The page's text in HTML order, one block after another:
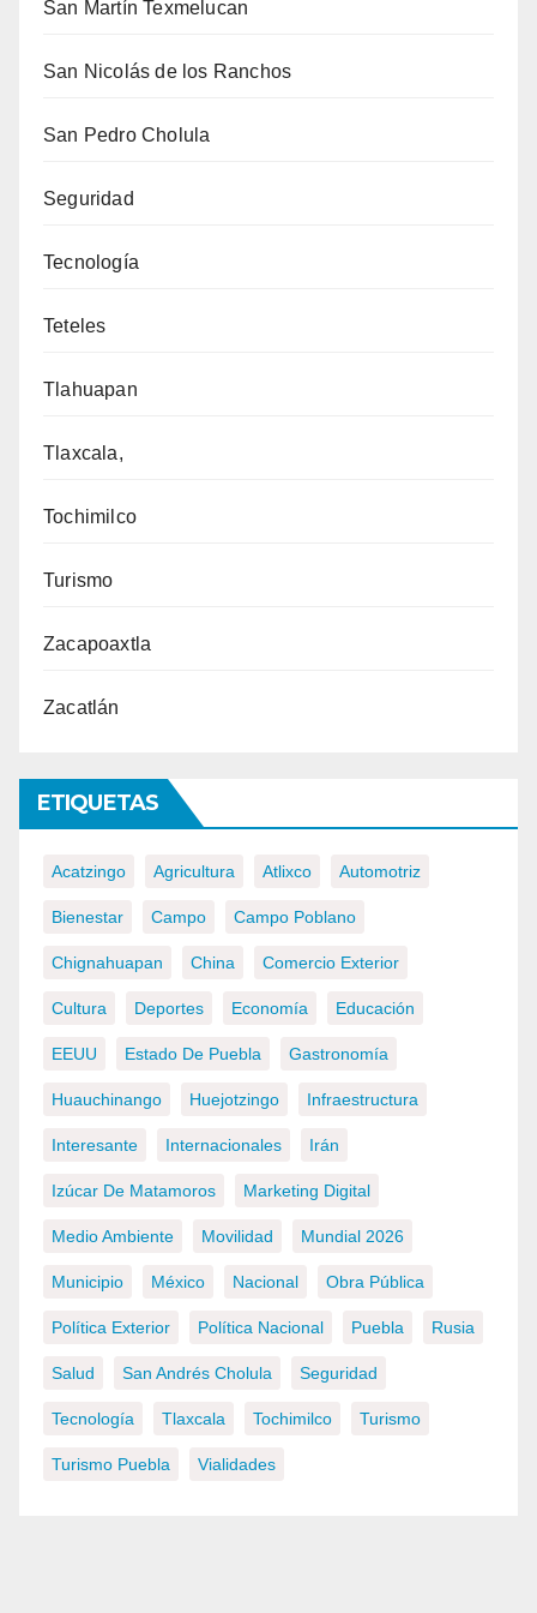
San Martín Texmelucan
San Nicolás de los Ranchos
San Pedro Cholula
Seguridad
Tecnología
Teteles
Tlahuapan
Tlaxcala,
Tochimilco
Turismo
Zacapoaxtla
Zacatlán
ETIQUETAS
Acatzingo Agricultura Atlixco Automotriz
Bienestar Campo Campo Poblano
Chignahuapan China Comercio Exterior
Cultura Deportes Economía Educación
EEUU Estado De Puebla Gastronomía
Huauchinango Huejotzingo Infraestructura
Interesante Internacionales Irán
Izúcar De Matamoros Marketing Digital
Medio Ambiente Movilidad Mundial 2026
Municipio México Nacional Obra Pública
Política Exterior Política Nacional Puebla Rusia
Salud San Andrés Cholula Seguridad
Tecnología Tlaxcala Tochimilco Turismo
Turismo Puebla Vialidades